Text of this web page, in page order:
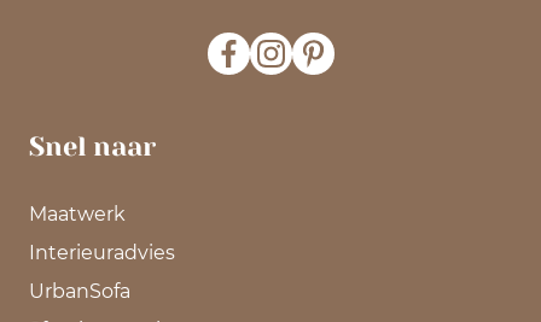
Snel naar
Maatwerk
Interieuradvies
UrbanSofa